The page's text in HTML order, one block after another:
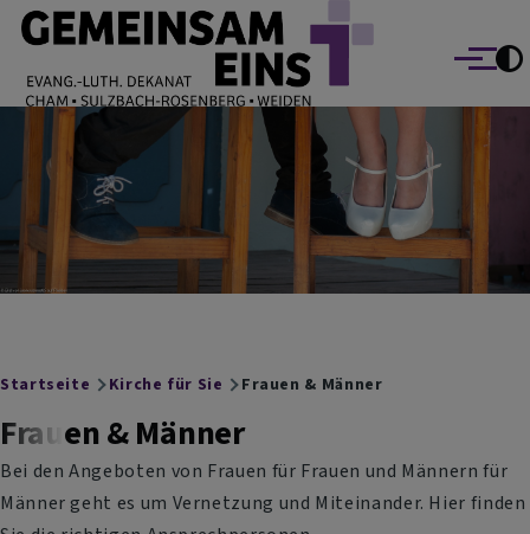
Direkt zum Inhalt
EVANG.-LUTH. DEKANAT GEMEINSAM EINS
Cham Sulzbach-Rosenberg Weiden
Menü
Breadcrumb
Startseite Kirche für Sie Frauen & Männer
Frauen & Männer
Bei den Angeboten von Frauen für Frauen und Männern für
Männer geht es um Vernetzung und Miteinander. Hier finden